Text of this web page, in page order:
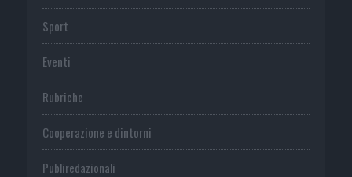
Sport
Eventi
Rubriche
Cooperazione e dintorni
Publiredazionali